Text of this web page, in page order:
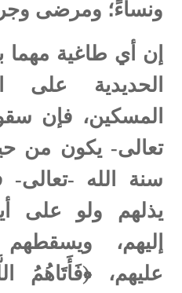
ونساءً؛ ومرضى
إن أي طاغية مهما
الحديدية
المسكين، فإن
تعالى- يكون من
سنة الله -
يذلهم ولو على
إليهم،
عليهم،